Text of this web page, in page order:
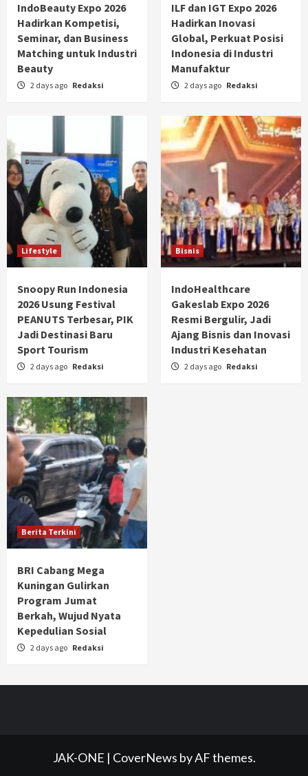
IndoBeauty Expo 2026
Hadirkan Kompetisi,
Seminar, dan Business
Matching untuk Industri
Beauty
2 days ago Redaksi
ILF dan IGT Expo 2026
Hadirkan Inovasi
Global, Perkuat Posisi
Indonesia di Industri
Manufaktur
2 days ago Redaksi
Lifestyle
Snoopy Run Indonesia
2026 Usung Festival
PEANUTS Terbesar, PIK
Jadi Destinasi Baru
Sport Tourism
2 days ago Redaksi
Bisnis
IndoHealthcare
Gakeslab Expo 2026
Resmi Bergulir, Jadi
Ajang Bisnis dan Inovasi
Industri Kesehatan
2 days ago Redaksi
Berita Terkini
BRI Cabang Mega
Kuningan Gulirkan
Program Jumat
Berkah, Wujud Nyata
Kepedulian Sosial
2 days ago Redaksi
JAK-ONE | CoverNews by AF themes.